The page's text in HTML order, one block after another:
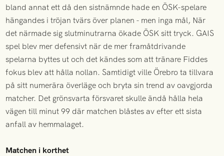
bland annat ett då den sistnämnde hade en ÖSK-spelare
hängandes i tröjan tvärs över planen - men inga mål, När
det närmade sig slutminutrarna ökade ÖSK sitt tryck. GAIS
spel blev mer defensivt när de mer framåtdrivande
spelarna byttes ut och det kändes som att tränare Fiddes
fokus blev att hålla nollan. Samtidigt ville Örebro ta tillvara
på sitt numerära överläge och bryta sin trend av oavgjorda
matcher. Det grönsvarta försvaret skulle ändå hålla hela
vägen till minut 99 där matchen blåstes av efter ett sista
anfall av hemmalaget.
Matchen i korthet